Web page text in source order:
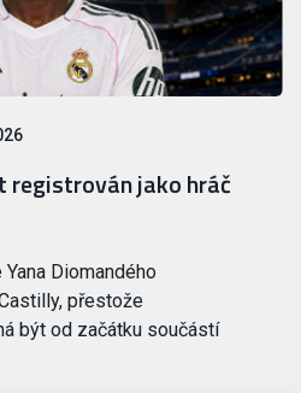
registrován jako hráč
Diomandého
přestože
být od začátku součástí